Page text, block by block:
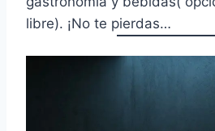
libre). ¡No te pierdas…